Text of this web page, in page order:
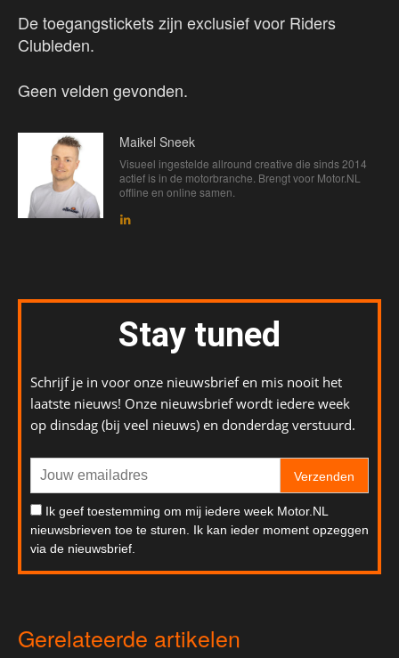
De toegangstickets zijn exclusief voor Riders
Clubleden.
Geen velden gevonden.
Maikel Sneek
Visueel ingestelde allround creative die sinds 2014
actief is in de motorbranche. Brengt voor Motor.NL
offline en online samen.
Stay tuned
Schrijf je in voor onze nieuwsbrief en mis nooit het
laatste nieuws! Onze nieuwsbrief wordt iedere week
op dinsdag (bij veel nieuws) en donderdag verstuurd.
Verzenden
Ik geef toestemming om mij iedere week Motor.NL
nieuwsbrieven toe te sturen. Ik kan ieder moment opzeggen
via de nieuwsbrief.
Gerelateerde artikelen